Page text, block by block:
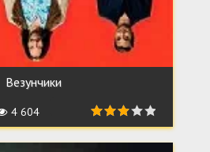
Везунчики
4 604